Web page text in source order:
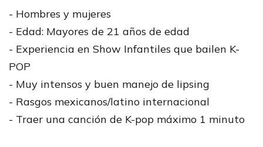
- Hombres y mujeres
- Edad: Mayores de 21 años de edad
- Experiencia en Show Infantiles que bailen K-
POP
- Muy intensos y buen manejo de lipsing
- Rasgos mexicanos/latino internacional
- Traer una canción de K-pop máximo 1 minuto